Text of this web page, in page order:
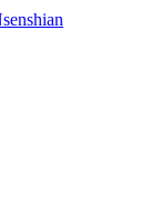
senshian